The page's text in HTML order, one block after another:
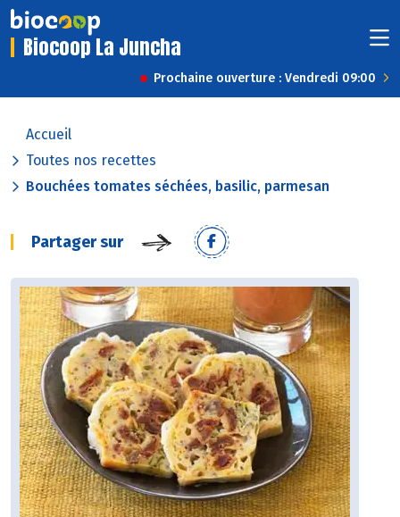
Biocoop La Juncha
Prochaine ouverture : Vendredi 09:00
Accueil
Toutes nos recettes
Bouchées tomates séchées, basilic, parmesan
Partager sur